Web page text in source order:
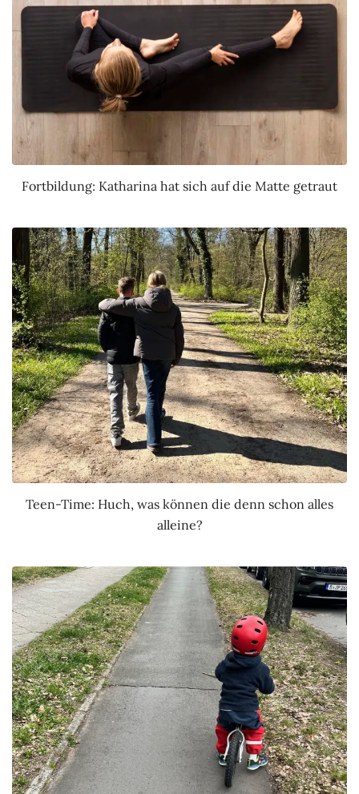
Fortbildung: Katharina hat sich auf die Matte getraut
Teen-Time: Huch, was können die denn schon alles
alleine?